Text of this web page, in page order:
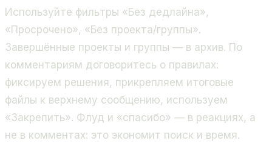
Используйте фильтры «Без дедлайна»,
«Просрочено», «Без проекта/группы».
Завершённые проекты и группы — в архив. По
комментариям договоритесь о правилах:
фиксируем решения, прикрепляем итоговые
файлы к верхнему сообщению, используем
«Закрепить». Флуд и «спасибо» — в реакциях, а
не в комментах: это экономит поиск и время.